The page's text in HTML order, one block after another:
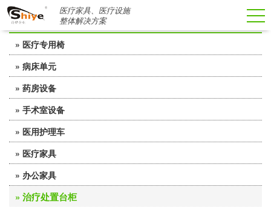
医疗家具、医疗设施
整体解决方案
医用家具系列
» 医疗专用椅
- 输液椅
- 候诊椅
- 陪护椅
- 医用功能椅
» 病床单元
- 多功能病床
- 医养病床
- 儿童床
- 诊疗床
- 医用床头柜
- 输液架
» 药房设备
- 药架药柜
- 病理柜
» 手术室设备
- 电动手术台
- 医用转运车
» 医用护理车
- 移动信息车
- 塑钢护理车
- 彩钢护理车
» 医疗家具
- 门诊诊疗区
- 儿童诊疗区
» 办公家具
- 办公桌系列
» 治疗处置台柜